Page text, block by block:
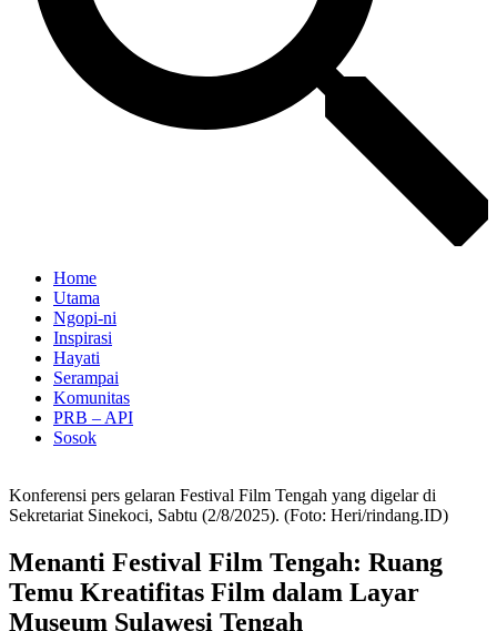
Home
Utama
Ngopi-ni
Inspirasi
Hayati
Serampai
Komunitas
PRB – API
Sosok
Konferensi pers gelaran Festival Film Tengah yang digelar di
Sekretariat Sinekoci, Sabtu (2/8/2025). (Foto: Heri/rindang.ID)
Menanti Festival Film Tengah: Ruang
Temu Kreatifitas Film dalam Layar
Museum Sulawesi Tengah